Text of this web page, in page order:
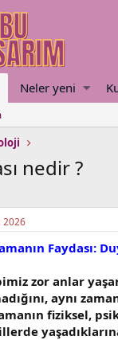
Neler yeni
nedir ?
2026
Faydası:
zor anlar
aynı
fiziksel,